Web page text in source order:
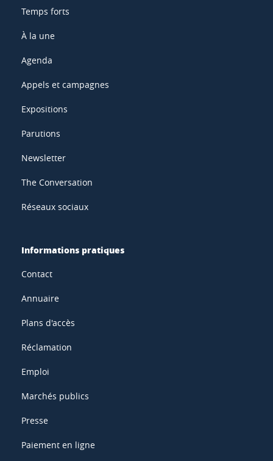
Temps forts
À la une
Agenda
Appels et campagnes
Expositions
Parutions
Newsletter
The Conversation
Réseaux sociaux
Informations pratiques
Contact
Annuaire
Plans d'accès
Réclamation
Emploi
Marchés publics
Presse
Paiement en ligne